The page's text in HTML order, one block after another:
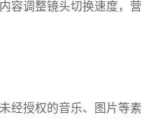
容调整镜头切换速度，营
经授权的音乐、图片等素